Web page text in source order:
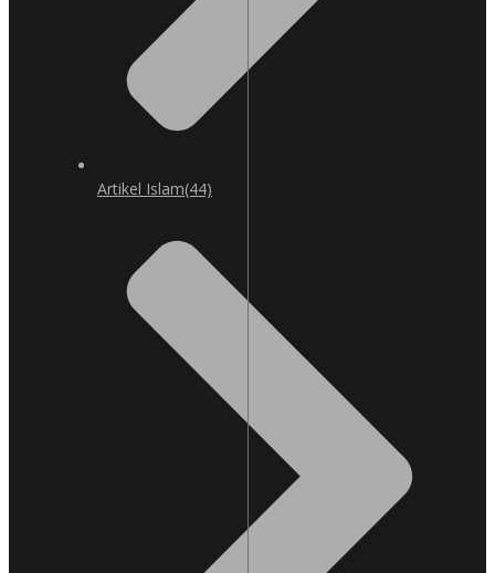
Artikel Islam(44)